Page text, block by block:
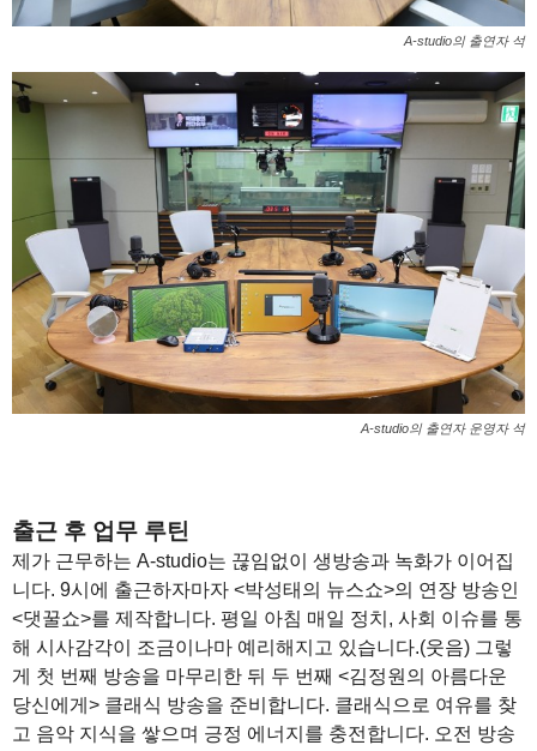
A-studio의 출연자 석
A-studio의 출연자 운영자 석
출근 후 업무 루틴
제가 근무하는 A-studio는 끊임없이 생방송과 녹화가 이어집
니다. 9시에 출근하자마자 <박성태의 뉴스쇼>의 연장 방송인
<댓꿀쇼>를 제작합니다. 평일 아침 매일 정치, 사회 이슈를 통
해 시사감각이 조금이나마 예리해지고 있습니다.(웃음) 그렇
게 첫 번째 방송을 마무리한 뒤 두 번째 <김정원의 아름다운
당신에게> 클래식 방송을 준비합니다. 클래식으로 여유를 찾
고 음악 지식을 쌓으며 긍정 에너지를 충전합니다. 오전 방송